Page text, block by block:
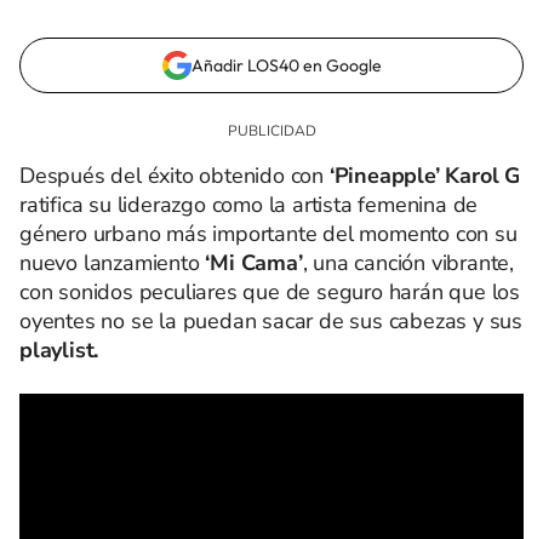
Añadir LOS40 en Google
Después del éxito obtenido con ‘Pineapple’ Karol G
ratifica su liderazgo como la artista femenina de
género urbano más importante del momento con su
nuevo lanzamiento ‘Mi Cama’, una canción vibrante,
con sonidos peculiares que de seguro harán que los
oyentes no se la puedan sacar de sus cabezas y sus
playlist.